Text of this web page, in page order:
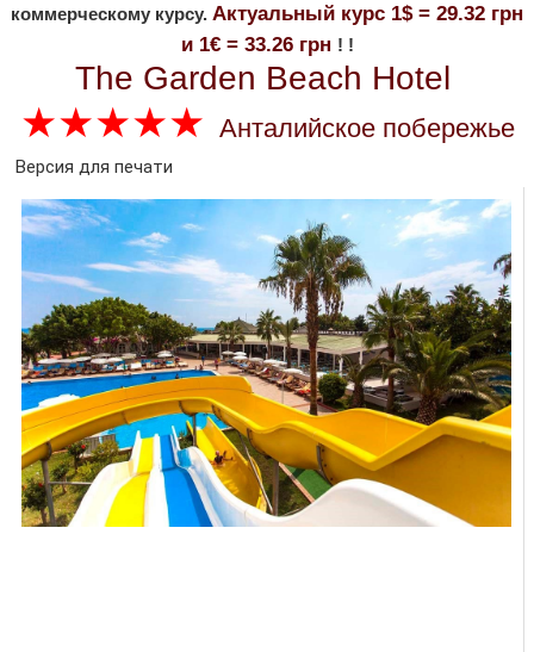
коммерческому курсу. Актуальный курс 1$ = 29.32 грн
и 1€ = 33.26 грн ! !
The Garden Beach Hotel
★★★★★ Анталийское побережье
Версия для печати